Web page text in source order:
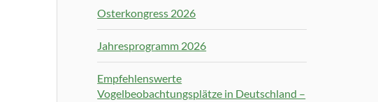
Osterkongress 2026
Jahresprogramm 2026
Empfehlenswerte
Vogelbeobachtungsplätze in Deutschland –